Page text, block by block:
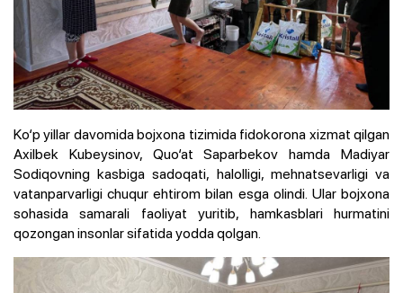
Ko‘p yillar davomida bojxona tizimida fidokorona xizmat qilgan
Axilbek Kubeysinov, Quo‘at Saparbekov hamda Madiyar
Sodiqovning kasbiga sadoqati, halolligi, mehnatsevarligi va
vatanparvarligi chuqur ehtirom bilan esga olindi. Ular bojxona
sohasida samarali faoliyat yuritib, hamkasblari hurmatini
qozongan insonlar sifatida yodda qolgan.